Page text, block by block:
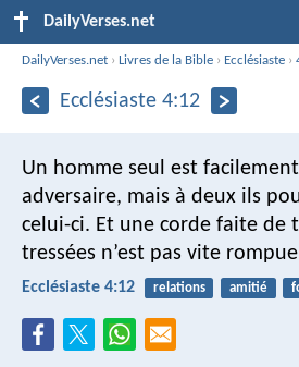
DailyVerses.net
DailyVerses.net ›Livres de la Bible › Ecclésiaste ›
Ecclésiaste 4:12
Un homme seul est
adversaire, mais à deux ils
celui-ci. Et une corde faite de
tressées n’est pas vite
Ecclésiaste 4:12 relations amitié